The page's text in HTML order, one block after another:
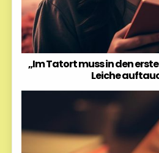
„Im Tatort muss in den
Leiche